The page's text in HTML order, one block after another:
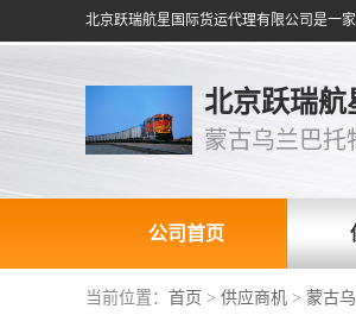
北京跃瑞航
蒙古乌兰巴托
公司首页
当前位置： 首页 > 供应商机 > 蒙古